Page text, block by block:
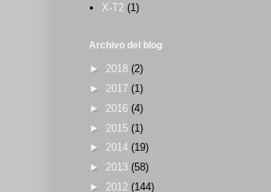
X-T2 (1)
Archivo del blog
► 2018 (2)
► 2017 (1)
► 2016 (4)
► 2015 (1)
► 2014 (19)
► 2013 (58)
► 2012 (144)